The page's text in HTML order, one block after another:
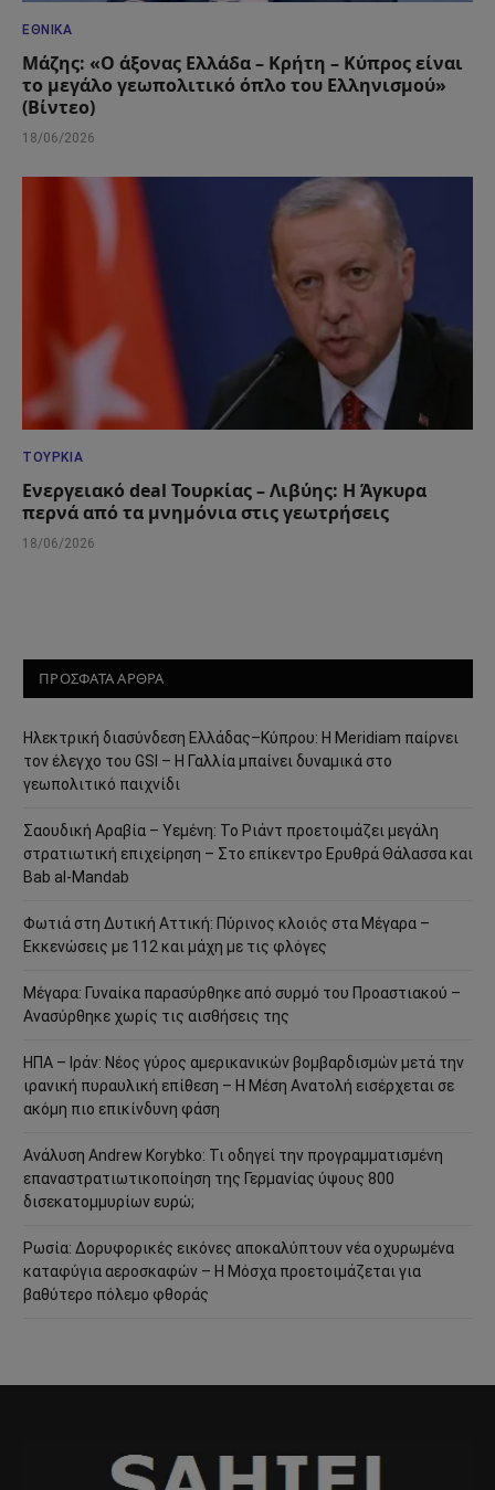
ΕΘΝΙΚΆ
Μάζης: «Ο άξονας Ελλάδα – Κρήτη – Κύπρος είναι
το μεγάλο γεωπολιτικό όπλο του Ελληνισμού»
(Βίντεο)
18/06/2026
ΤΟΥΡΚΊΑ
Ενεργειακό deal Τουρκίας – Λιβύης: Η Άγκυρα
περνά από τα μνημόνια στις γεωτρήσεις
18/06/2026
ΠΡΟΣΦΑΤΑ ΑΡΘΡΑ
Ηλεκτρική διασύνδεση Ελλάδας–Κύπρου: Η Meridiam παίρνει
τον έλεγχο του GSI – Η Γαλλία μπαίνει δυναμικά στο
γεωπολιτικό παιχνίδι
Σαουδική Αραβία – Υεμένη: Το Ριάντ προετοιμάζει μεγάλη
στρατιωτική επιχείρηση – Στο επίκεντρο Ερυθρά Θάλασσα και
Bab al-Mandab
Φωτιά στη Δυτική Αττική: Πύρινος κλοιός στα Μέγαρα –
Εκκενώσεις με 112 και μάχη με τις φλόγες
Μέγαρα: Γυναίκα παρασύρθηκε από συρμό του Προαστιακού –
Ανασύρθηκε χωρίς τις αισθήσεις της
ΗΠΑ – Ιράν: Νέος γύρος αμερικανικών βομβαρδισμών μετά την
ιρανική πυραυλική επίθεση – Η Μέση Ανατολή εισέρχεται σε
ακόμη πιο επικίνδυνη φάση
Ανάλυση Andrew Korybko: Τι οδηγεί την προγραμματισμένη
επαναστρατιωτικοποίηση της Γερμανίας ύψους 800
δισεκατομμυρίων ευρώ;
Ρωσία: Δορυφορικές εικόνες αποκαλύπτουν νέα οχυρωμένα
καταφύγια αεροσκαφών – Η Μόσχα προετοιμάζεται για
βαθύτερο πόλεμο φθοράς